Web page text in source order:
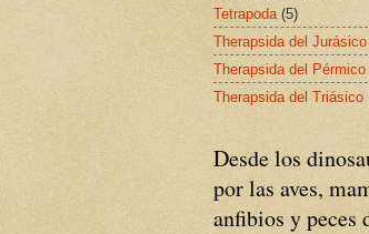
Tetrapoda (5)
Therapsida del Jurásico
Therapsida del Pérmico
Therapsida del Triásico
Desde los
por las aves,
anfibios y peces